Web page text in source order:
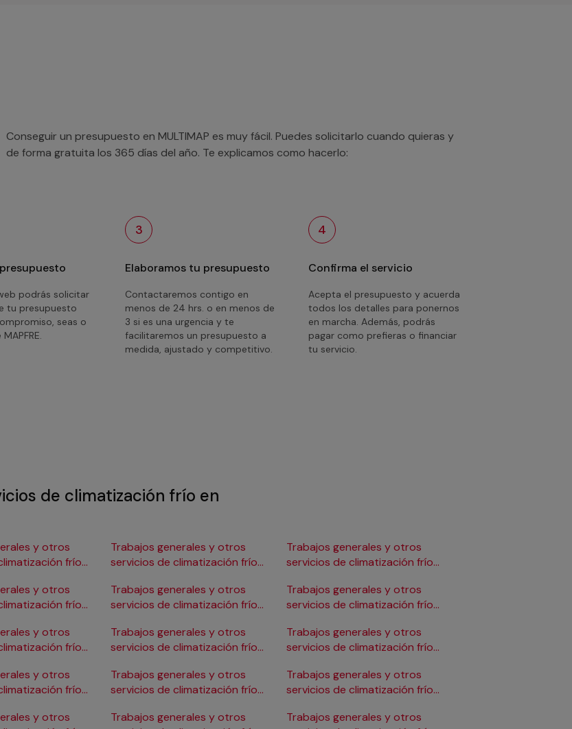
Conseguir un presupuesto en MULTIMAP es muy fácil. Puedes solicitarlo cuando quieras y
de forma gratuita los 365 días del año. Te explicamos como hacerlo:
podrás solicitar
tu presupuesto
seas o
3
Elaboramos tu presupuesto
Contactaremos contigo en
menos de 24 hrs. o en menos de
3 si es una urgencia y te
facilitaremos un presupuesto a
medida, ajustado y competitivo.
4
Confirma el servicio
Acepta el presupuesto y acuerda
todos los detalles para ponernos
en marcha. Además, podrás
pagar como prefieras o financiar
tu servicio.
de climatización frío en
y otros
frío
y otros
frío
y otros
frío
y otros
frío
y otros
Trabajos generales y otros
servicios de climatización frío
Trabajos generales y otros
servicios de climatización frío
Trabajos generales y otros
servicios de climatización frío
Trabajos generales y otros
servicios de climatización frío
Trabajos generales y otros
Trabajos generales y otros
servicios de climatización frío
Trabajos generales y otros
servicios de climatización frío
Trabajos generales y otros
servicios de climatización frío
Trabajos generales y otros
servicios de climatización frío
Trabajos generales y otros